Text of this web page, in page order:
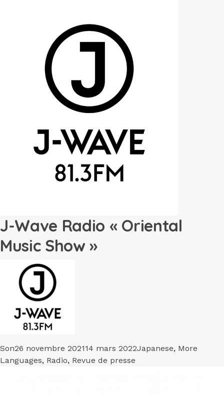
J-Wave Radio « Oriental
Music Show »
Format
SonPublié
le
26 novembre 202114 mars 2022Catégories
Japanese, More
Languages, Radio, Revue de presse